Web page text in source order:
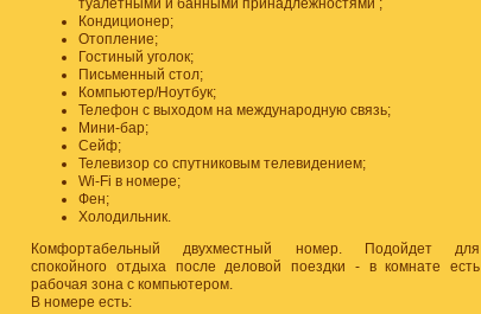
туалетными и банными принадлежностями ;
Кондиционер;
Отопление;
Гостиный уголок;
Письменный стол;
Компьютер/Ноутбук;
Телефон с выходом на международную связь;
Мини-бар;
Сейф;
Телевизор со спутниковым телевидением;
Wi-Fi в номере;
Фен;
Холодильник.
Комфортабельный двухместный номер. Подойдет для
спокойного отдыха после деловой поездки - в комнате есть
рабочая зона с компьютером.
В номере есть: